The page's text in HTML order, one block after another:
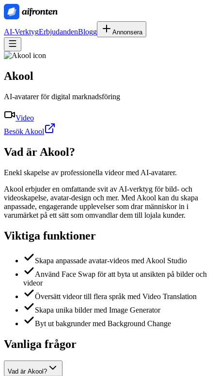
AI-VerktygErbjudandenBlogg Annonsera
Akool
AI-avatarer för digital marknadsföring
Video
Besök Akool
Vad är Akool?
Enekl skapelse av professionella videor med AI-avatarer.
Akool erbjuder en omfattande svit av AI-verktyg för bild- och
videoskapelse, avatar-design och mer. Med Akool kan du skapa
anpassade, engagerande upplevelser som drar människor in i
varumärket på ett sätt som omvandlar dem till lojala kunder.
Viktiga funktioner
Skapa anpassade avatar-videos med Akool Studio
Använd Face Swap för att byta ut ansikten på bilder och
videor
Översätt videor till flera språk med Video Translation
Skapa unika bilder med Image Generator
Byt ut bakgrunder med Background Change
Vanliga frågor
Vad är Akool?